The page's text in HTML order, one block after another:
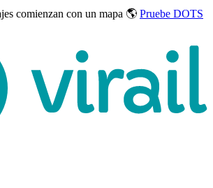
comienzan con un mapa 🌎 Pruebe DOTS